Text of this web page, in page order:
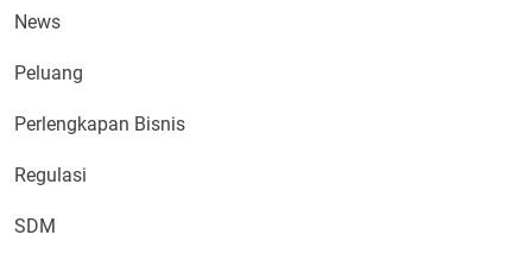
News
Peluang
Perlengkapan Bisnis
Regulasi
SDM